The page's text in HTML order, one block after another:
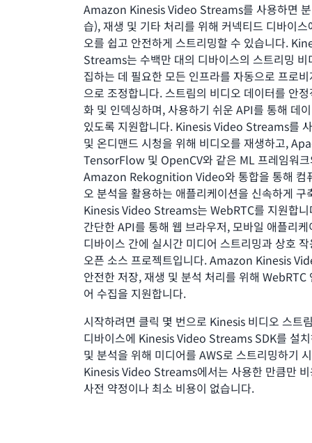
Amazon Kinesis Video Streams를 사용하면
습), 재생 및 기타 처리를 위해 커넥티드 디바이
오를 쉽고 안전하게 스트리밍할 수 있습니다.
Streams는 수백만 대의 디바이스의 스트리밍 비
집하는 데 필요한 모든 인프라를 자동으로 프로
으로 조정합니다. 스트림의 비디오 데이터를 안
화 및 인덱싱하며, 사용하기 쉬운 API를 통해 데
있도록 지원합니다. Kinesis Video Streams를
및 온디맨드 시청을 위해 비디오를 재생하고,
TensorFlow 및 OpenCV와 같은 ML 프레임워
Amazon Rekognition Video와 통합을 통해 컴
오 분석을 활용하는 애플리케이션을 신속하게 구
Kinesis Video Streams는 WebRTC를 지원합
간단한 API를 통해 웹 브라우저, 모바일 애플리
디바이스 간에 실시간 미디어 스트리밍과 상호
오픈 소스 프로젝트입니다. Amazon Kinesis
안전한 저장, 재생 및 분석 처리를 위해 WebRTC
어 수집을 지원합니다.
시작하려면 클릭 몇 번으로 Kinesis 비디오 스트
디바이스에 Kinesis Video Streams SDK를 설
및 분석을 위해 미디어를 AWS로 스트리밍하기
Kinesis Video Streams에서는 사용한 만큼만
사전 약정이나 최소 비용이 없습니다.